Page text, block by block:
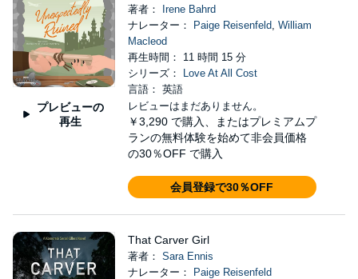
プレビューの
再生
著者：
Irene Bahrd
ナレーター：
Paige Reisenfeld, William
Macleod
再生時間： 11 時間 15 分
シリーズ：
Love At All Cost
言語： 英語
レビューはまだありません。
￥3,290 で購入、またはプレミアムプ
ランの無料体験を始めて非会員価格
の30％OFF で購入
会員登録で30％OFF
That Carver Girl
著者： Sara Ennis
ナレーター：
Paige Reisenfeld